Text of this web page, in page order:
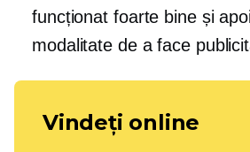
funcționat foarte bine și
modalitate de a face
Vindeți online